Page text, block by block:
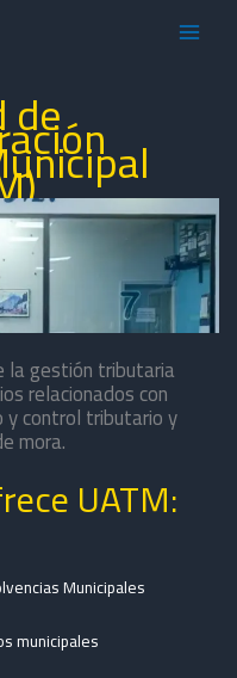
la gestión tributaria
relacionados con
y control tributario y
mora.
UATM:
Municipales
municipales